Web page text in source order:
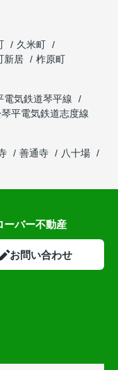
久米町
新居
柞原町
電気鉄道琴平線
平電気鉄道志度線
善通寺
八十場
ーバー不動産
お問い合わせ